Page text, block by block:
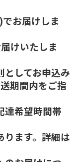
お届けしま
けいたしま
してお申込み
期間内をご指
達希望時間帯
ます。詳細は